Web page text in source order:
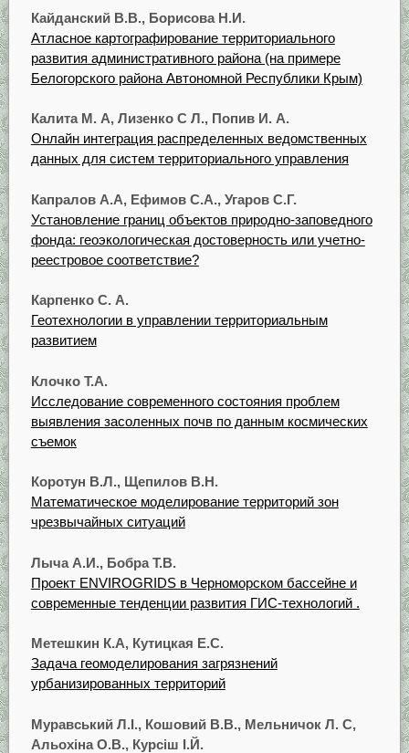
Кайданский В.В., Борисова Н.И.
Атласное картографирование территориального
развития административного района (на примере
Белогорского района Автономной Республики Крым)
Калита М. А, Лизенко С Л., Попив И. А.
Онлайн интеграция распределенных ведомственных
данных для систем территориального управления
Капралов А.А, Ефимов С.А., Угаров С.Г.
Установление границ объектов природно-заповедного
фонда: геоэкологическая достоверность или учетно-
реестровое соответствие?
Карпенко С. А.
Геотехнологии в управлении территориальным
развитием
Клочко Т.А.
Исследование современного состояния проблем
выявления засоленных почв по данным космических
съемок
Коротун В.Л., Щепилов В.Н.
Математическое моделирование территорий зон
чрезвычайных ситуаций
Лыча А.И., Бобра Т.В.
Проект ENVIROGRIDS в Черноморском бассейне и
современные тенденции развития ГИС-технологий .
Метешкин К.А, Кутицкая Е.С.
Задача геомоделирования загрязнений
урбанизированных территорий
Муравський Л.І., Кошовий В.В., Мельничок Л. С,
Альохіна О.В., Курсіш І.Й.